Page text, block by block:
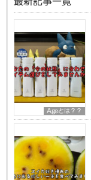
Ageとは？？